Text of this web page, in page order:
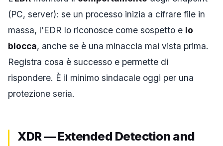
(PC, server): se un processo inizia a cifrare file in
massa, l'EDR lo riconosce come sospetto e lo
blocca, anche se è una minaccia mai vista prima.
Registra cosa è successo e permette di
rispondere. È il minimo sindacale oggi per una
protezione seria.
XDR — Extended Detection and